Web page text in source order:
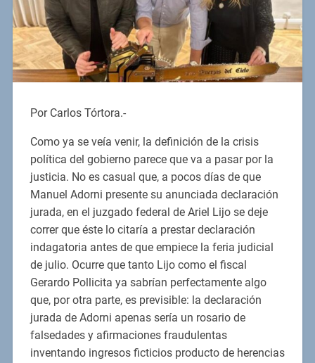
Por Carlos Tórtora.-
Como ya se veía venir, la definición de la crisis
política del gobierno parece que va a pasar por la
justicia. No es casual que, a pocos días de que
Manuel Adorni presente su anunciada declaración
jurada, en el juzgado federal de Ariel Lijo se deje
correr que éste lo citaría a prestar declaración
indagatoria antes de que empiece la feria judicial
de julio. Ocurre que tanto Lijo como el fiscal
Gerardo Pollicita ya sabrían perfectamente algo
que, por otra parte, es previsible: la declaración
jurada de Adorni apenas sería un rosario de
falsedades y afirmaciones fraudulentas
inventando ingresos ficticios producto de herencias